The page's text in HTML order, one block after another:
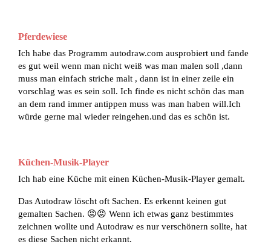
Pferdewiese
Ich habe das Programm autodraw.com ausprobiert und fande
es gut weil wenn man nicht weiß was man malen soll ,dann
muss man einfach striche malt , dann ist in einer zeile ein
vorschlag was es sein soll. Ich finde es nicht schön das man
an dem rand immer antippen muss was man haben will.Ich
würde gerne mal wieder reingehen.und das es schön ist.
Küchen-Musik-Player
Ich hab eine Küche mit einen Küchen-Musik-Player gemalt.
Das Autodraw löscht oft Sachen. Es erkennt keinen gut
gemalten Sachen. 😡😡 Wenn ich etwas ganz bestimmtes
zeichnen wollte und Autodraw es nur verschönern sollte, hat
es diese Sachen nicht erkannt.